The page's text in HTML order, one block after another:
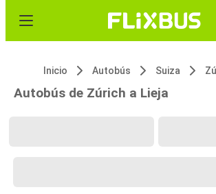
Inicio Autobús Suiza
Autobús de Zúrich a Lieja